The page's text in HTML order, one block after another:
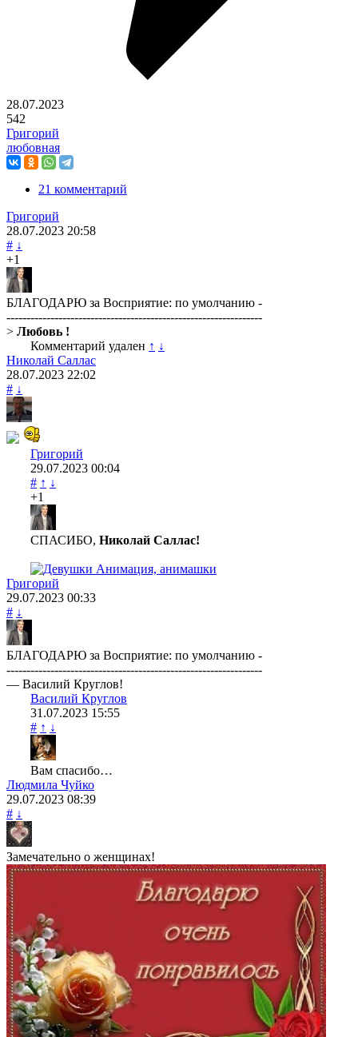
28.07.2023
542
Григорий
любовная
21 комментарий
Григорий
28.07.2023 20:58
# ↓
+1
БЛАГОДАРЮ за Восприятие: по умолчанию -
----------------------------------------------------------------
> Любовь !
Комментарий удален ↑ ↓
Николай Саллас
28.07.2023 22:02
# ↓
Григорий
29.07.2023 00:04
# ↑ ↓
+1
СПАСИБО, Николай Саллас!
Григорий
29.07.2023 00:33
# ↓
БЛАГОДАРЮ за Восприятие: по умолчанию -
----------------------------------------------------------------
— Василий Круглов!
Василий Круглов
31.07.2023 15:55
# ↑ ↓
Вам спасибо…
Людмила Чуйко
29.07.2023 08:39
# ↓
Замечательно о женщинах!